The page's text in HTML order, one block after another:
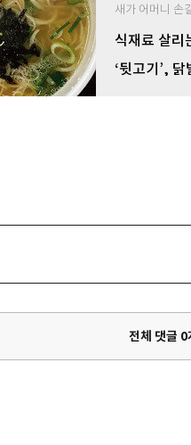
새가 어머니 손
식재료 살리
‘뒷고기’,
전체 댓글 0